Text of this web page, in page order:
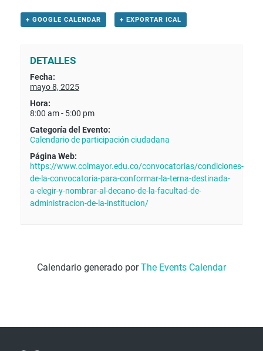
+ GOOGLE CALENDAR + EXPORTAR ICAL
DETALLES
Fecha:
mayo 8, 2025
Hora:
8:00 am - 5:00 pm
Categoría del Evento:
Calendario de participación ciudadana
Página Web:
https://www.colmayor.edu.co/convocatorias/condiciones-
de-la-convocatoria-para-conformar-la-terna-destinada-
a-elegir-y-nombrar-al-decano-de-la-facultad-de-
administracion-de-la-institucion/
Calendario generado porThe Events Calendar